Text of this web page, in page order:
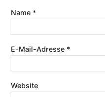
Name *
E-Mail-Adresse *
Website